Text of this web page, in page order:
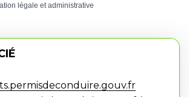
légale et administrative